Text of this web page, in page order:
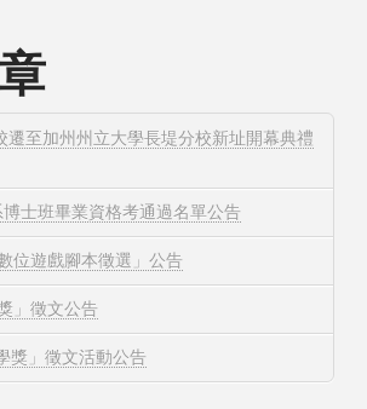
遷至加州州立大學長堤分校新址開幕典禮
士班畢業資格考通過名單公告
位遊戲腳本徵選」公告
」徵文公告
獎」徵文活動公告